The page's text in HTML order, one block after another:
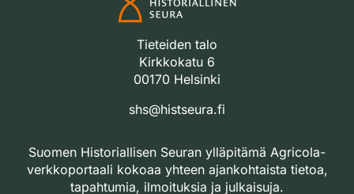
Tieteiden talo
Kirkkokatu 6
00170 Helsinki
shs@histseura.fi
Suomen Historiallisen Seuran ylläpitämä Agricola-
verkkoportaali kokoaa yhteen ajankohtaista tietoa,
tapahtumia, ilmoituksia ja julkaisuja.